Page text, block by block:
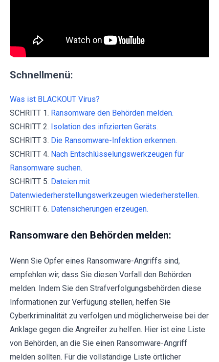
Schnellmenü:
Was ist BLACKOUT Virus?
SCHRITT 1. Ransomware den Behörden melden.
SCHRITT 2. Isolation des infizierten Geräts.
SCHRITT 3. Die Ransomware-Infektion erkennen.
SCHRITT 4. Nach Entschlüsselungswerkzeugen für
Ransomware suchen.
SCHRITT 5. Dateien mit
Datenwiederherstellungswerkzeugen wiederherstellen.
SCHRITT 6. Datensicherungen erzeugen.
Ransomware den Behörden melden:
Wenn Sie Opfer eines Ransomware-Angriffs sind,
empfehlen wir, dass Sie diesen Vorfall den Behörden
melden. Indem Sie den Strafverfolgungsbehörden diese
Informationen zur Verfügung stellen, helfen Sie
Cyberkriminalität zu verfolgen und möglicherweise bei der
Anklage gegen die Angreifer zu helfen. Hier ist eine Liste
von Behörden, an die Sie einen Ransomware-Angriff
melden sollten. Für die vollständige Liste örtlicher